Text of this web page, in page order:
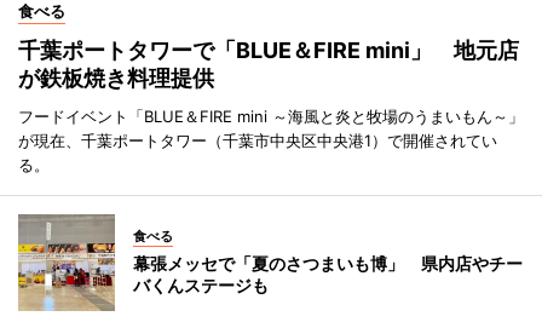
食べる
千葉ポートタワーで「BLUE＆FIRE mini」 地元店
が鉄板焼き料理提供
フードイベント「BLUE＆FIRE mini ～海風と炎と牧場のうまいもん～」
が現在、千葉ポートタワー（千葉市中央区中央港1）で開催されてい
る。
食べる
幕張メッセで「夏のさつまいも博」 県内店やチー
バくんステージも